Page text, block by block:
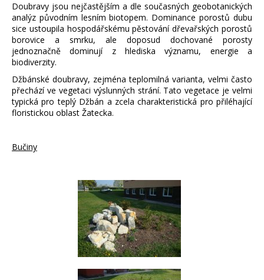
Doubravy jsou nejčastějším a dle současných geobotanických
analýz původním lesním biotopem. Dominance porostů dubu
sice ustoupila hospodářskému pěstování dřevařských porostů
borovice a smrku, ale doposud dochované porosty
jednoznačně dominují z hlediska významu, energie a
biodiverzity.
Džbánské doubravy, zejména teplomilná varianta, velmi často
přechází ve vegetaci výslunných strání. Tato vegetace je velmi
typická pro teplý Džbán a zcela charakteristická pro přiléhající
floristickou oblast Žatecka.
Bučiny